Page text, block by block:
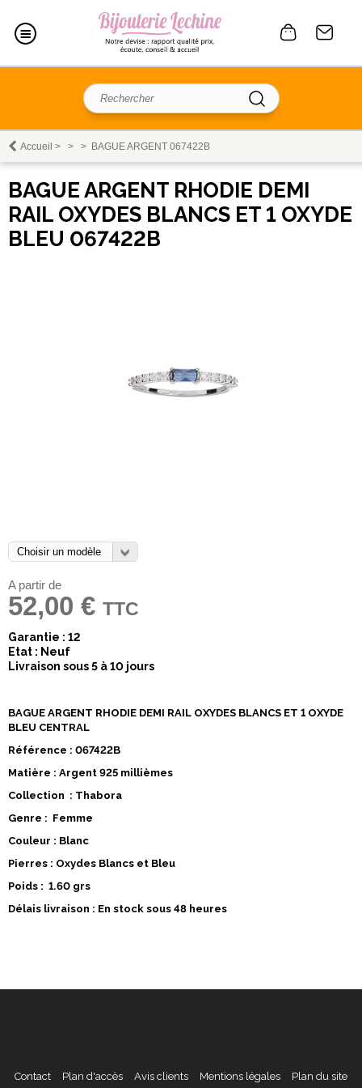
Accueil > > > BAGUE ARGENT 067422B
BAGUE ARGENT RHODIE DEMI
RAIL OXYDES BLANCS ET 1 OXYDE
BLEU 067422B
A partir de
52,00 € TTC
Garantie : 12
Etat : Neuf
Livraison sous 5 à 10 jours
BAGUE ARGENT RHODIE DEMI RAIL OXYDES BLANCS ET 1 OXYDE
BLEU CENTRAL
Référence : 067422B
Matière : Argent 925 millièmes
Collection : Thabora
Genre : Femme
Couleur : Blanc
Pierres : Oxydes Blancs et Bleu
Poids : 1.60 grs
Délais livraison : En stock sous 48 heures
Contact Plan d'accès Avis clients Mentions légales Plan du site